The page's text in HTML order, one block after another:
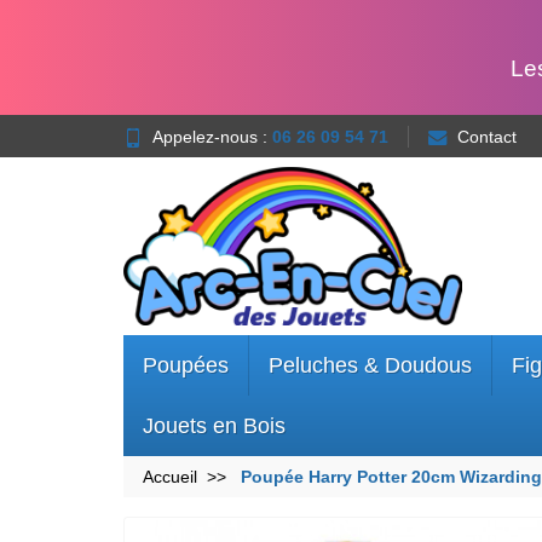
Appelez-nous : 06 26 09 54 71 Contact
Poupées Peluches & Doudous
Jouets en Bois
Accueil Poupée Harry Potter 20cm